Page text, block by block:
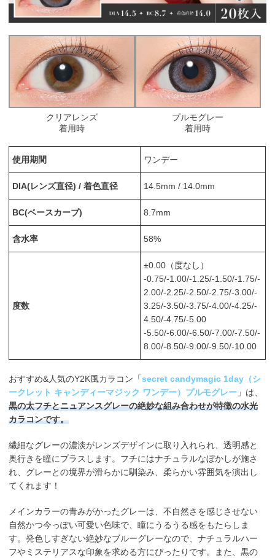
クリアレンズ
着用時
プルモグレー
着用時
使用期間 ワンデー
DIA(レンズ直径) / 着色直径 14.5mm / 14.0mm
BC(ベースカーブ) 8.7mm
含水率 58%
度数
±0.00（度なし）
-0.75/-1.00/-1.25/-1.50/-1.75/-
2.00/-2.25/-2.50/-2.75/-3.00/-
3.25/-3.50/-3.75/-4.00/-4.25/-
4.50/-4.75/-5.00
-5.50/-6.00/-6.50/-7.00/-7.50/-
8.00/-8.50/-9.00/-9.50/-10.00
おすすめ&人気のY2K風カラコン「secret candymagic 1day（シ
ークレット キャンディーマジック ワンデー）プルモグレー 」は、
黒の太フチとニュアンスグレーの絶妙な組み合わせが特徴の水光
カラコンです。
繊細なグレーの濃淡がレンズデザインに取り入れられ、透明感と
奥行きを瞳にプラスします。フチにはナチュラルなぼかしが施さ
れ、グレーとの境界が滑らかに馴染み、柔らかい雰囲気を演出し
てくれます！
メインカラーの青みがかったグレーは、不自然さを感じさせない
自然かつ今っぽい可愛い色味で、瞳にうるうる感をもたらしま
す。発色しすぎない絶妙なブルーグレーなので、ナチュラルハー
フやミステリアスな印象を求める方にぴったりです。また、黒の